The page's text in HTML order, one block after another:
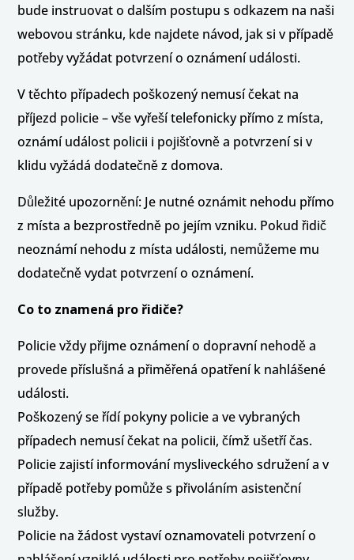
bude instruovat o dalším postupu s odkazem na naši
webovou stránku, kde najdete návod, jak si v případě
potřeby vyžádat potvrzení o oznámení události.
V těchto případech poškozený nemusí čekat na
příjezd policie – vše vyřeší telefonicky přímo z místa,
oznámí událost policii i pojišťovně a potvrzení si v
klidu vyžádá dodatečně z domova.
Důležité upozornění: Je nutné oznámit nehodu přímo
z místa a bezprostředně po jejím vzniku. Pokud řidič
neoznámí nehodu z místa události, nemůžeme mu
dodatečně vydat potvrzení o oznámení.
Co to znamená pro řidiče?
Policie vždy přijme oznámení o dopravní nehodě a
provede příslušná a přiměřená opatření k nahlášené
události.
Poškozený se řídí pokyny policie a ve vybraných
případech nemusí čekat na policii, čímž ušetří čas.
Policie zajistí informování mysliveckého sdružení a v
případě potřeby pomůže s přivoláním asistenční
služby.
Policie na žádost vystaví oznamovateli potvrzení o